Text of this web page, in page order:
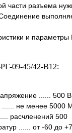
части разъема
и
09-45/42-В12:
...... 500 В
...... не менее 5000
расчленений 500
...... от -60 до